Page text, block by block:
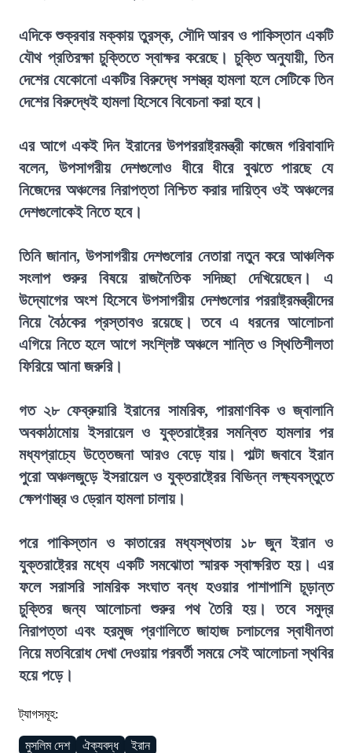
এদিকে শুক্রবার মক্কায় তুরস্ক, সৌদি আরব ও পাকিস্তান একটি
যৌথ প্রতিরক্ষা চুক্তিতে স্বাক্ষর করেছে। চুক্তি অনুযায়ী, তিন
দেশের যেকোনো একটির বিরুদ্ধে সশস্ত্র হামলা হলে সেটিকে তিন
দেশের বিরুদ্ধেই হামলা হিসেবে বিবেচনা করা হবে।
এর আগে একই দিন ইরানের উপপররাষ্ট্রমন্ত্রী কাজেম গরিবাবাদি
বলেন, উপসাগরীয় দেশগুলোও ধীরে ধীরে বুঝতে পারছে যে
নিজেদের অঞ্চলের নিরাপত্তা নিশ্চিত করার দায়িত্ব ওই অঞ্চলের
দেশগুলোকেই নিতে হবে।
তিনি জানান, উপসাগরীয় দেশগুলোর নেতারা নতুন করে আঞ্চলিক
সংলাপ শুরুর বিষয়ে রাজনৈতিক সদিচ্ছা দেখিয়েছেন। এ
উদ্যোগের অংশ হিসেবে উপসাগরীয় দেশগুলোর পররাষ্ট্রমন্ত্রীদের
নিয়ে বৈঠকের প্রস্তাবও রয়েছে। তবে এ ধরনের আলোচনা
এগিয়ে নিতে হলে আগে সংশ্লিষ্ট অঞ্চলে শান্তি ও স্থিতিশীলতা
ফিরিয়ে আনা জরুরি।
গত ২৮ ফেব্রুয়ারি ইরানের সামরিক, পারমাণবিক ও জ্বালানি
অবকাঠামোয় ইসরায়েল ও যুক্তরাষ্ট্রের সমন্বিত হামলার পর
মধ্যপ্রাচ্যে উত্তেজনা আরও বেড়ে যায়। পাল্টা জবাবে ইরান
পুরো অঞ্চলজুড়ে ইসরায়েল ও যুক্তরাষ্ট্রের বিভিন্ন লক্ষ্যবস্তুতে
ক্ষেপণাস্ত্র ও ড্রোন হামলা চালায়।
পরে পাকিস্তান ও কাতারের মধ্যস্থতায় ১৮ জুন ইরান ও
যুক্তরাষ্ট্রের মধ্যে একটি সমঝোতা স্মারক স্বাক্ষরিত হয়। এর
ফলে সরাসরি সামরিক সংঘাত বন্ধ হওয়ার পাশাপাশি চূড়ান্ত
চুক্তির জন্য আলোচনা শুরুর পথ তৈরি হয়। তবে সমুদ্র
নিরাপত্তা এবং হরমুজ প্রণালিতে জাহাজ চলাচলের স্বাধীনতা
নিয়ে মতবিরোধ দেখা দেওয়ায় পরবর্তী সময়ে সেই আলোচনা স্থবির
হয়ে পড়ে।
ট্যাগসমূহ:
মুসলিম দেশ ঐক্যবদ্ধ ইরান